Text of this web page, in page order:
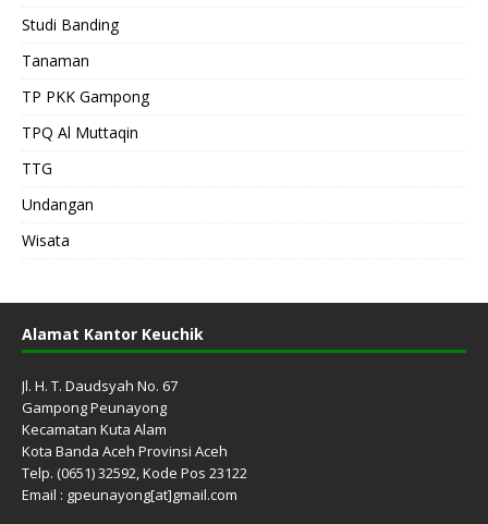
Studi Banding
Tanaman
TP PKK Gampong
TPQ Al Muttaqin
TTG
Undangan
Wisata
Alamat Kantor Keuchik
Jl. H. T. Daudsyah No. 67
Gampong Peunayong
Kecamatan Kuta Alam
Kota Banda Aceh Provinsi Aceh
Telp. (0651) 32592, Kode Pos 23122
Email : gpeunayong[at]gmail.com